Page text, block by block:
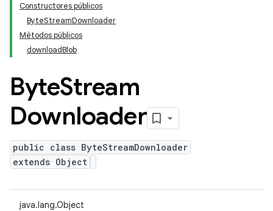
Constructores públicos
ByteStreamDownloader
Métodos públicos
downloadBlob
ByteStream
Downloader
public class ByteStreamDownloader
extends Object
java.lang.Object